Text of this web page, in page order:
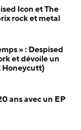
Icon et The
rock et metal
» : Despised
et dévoile un
Honeycutt)
ans avec un EP